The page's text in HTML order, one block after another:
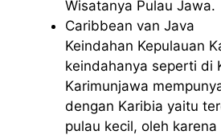
Wisatanya Pulau Jawa.
Caribbean van Java
Keindahan Kepulauan
keindahanya seperti di
Karimunjawa
dengan Karibia yaitu
pulau kecil, oleh